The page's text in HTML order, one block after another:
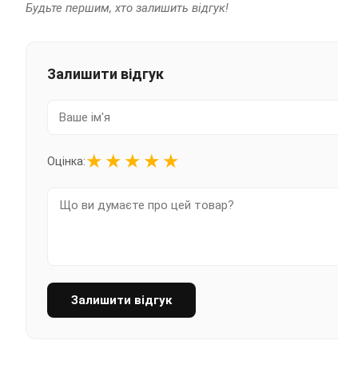
Будьте першим, хто залишить відгук!
Залишити відгук
Оцінка:★ ★ ★ ★ ★
Залишити відгук